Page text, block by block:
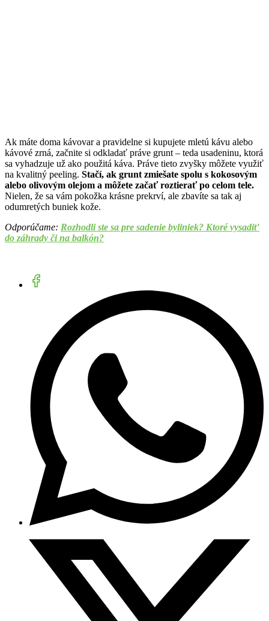
Ak máte doma kávovar a pravidelne si kupujete mletú kávu alebo
kávové zrná, začnite si odkladať práve grunt – teda usadeninu, ktorá
sa vyhadzuje už ako použitá káva. Práve tieto zvyšky môžete využiť
na kvalitný peeling. Stačí, ak grunt zmiešate spolu s kokosovým
alebo olivovým olejom a môžete začať roztierať po celom tele.
Nielen, že sa vám pokožka krásne prekrví, ale zbavíte sa tak aj
odumretých buniek kože.
Odporúčame: Rozhodli ste sa pre sadenie byliniek? Ktoré vysadiť
do záhrady či na balkón?